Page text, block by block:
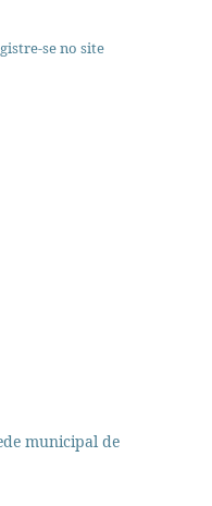
se no site
municipal de